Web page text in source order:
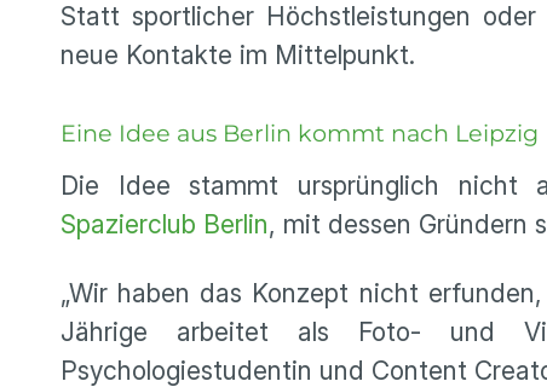
Statt sportlicher Höchstleistungen oder
neue Kontakte im Mittelpunkt.
Eine Idee aus Berlin kommt nach Leipzig
Die Idee stammt ursprünglich nicht
Spazierclub Berlin, mit dessen Gründern
„Wir haben das Konzept nicht
Jährige arbeitet als Foto- und
Psychologiestudentin und Content